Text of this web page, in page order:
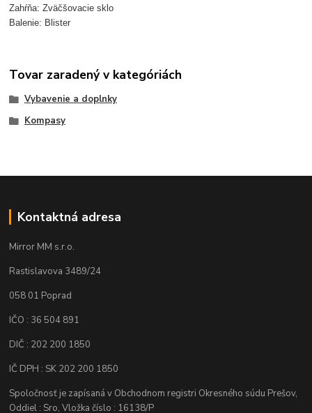
Zahŕňa: Zväčšovacie sklo
Balenie: Blister
Tovar zaradený v kategóriách
Vybavenie a doplnky
Kompasy
Kontaktná adresa
Mirror MM s.r.o.
Rastislavova 3489/24
058 01 Poprad
IČO : 36 504 891
DIČ : 202 200 1850
IČ DPH : SK 202 200 1850
Spoločnosť je zapísaná v Obchodnom registri Okresného súdu Prešov,
Oddiel : Sro, Vložka číslo : 16138/P